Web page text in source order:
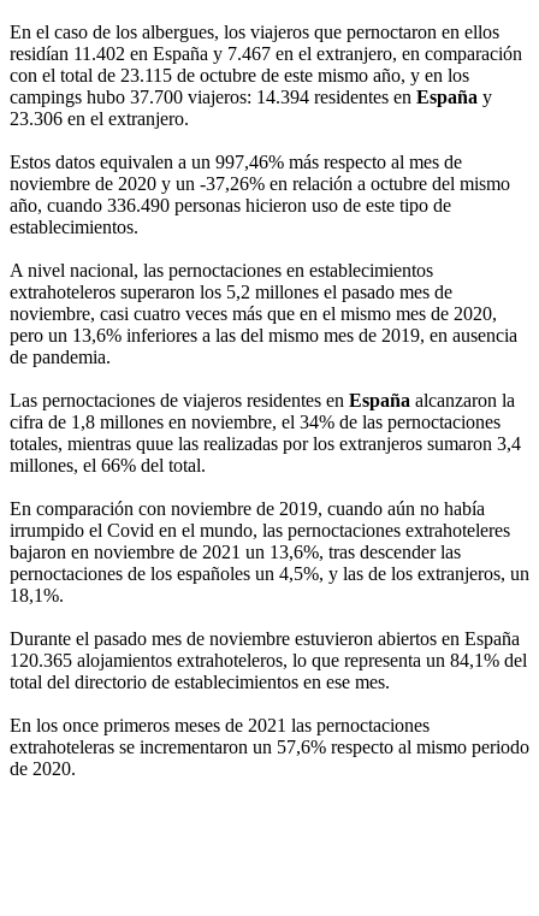
En el caso de los albergues, los viajeros que pernoctaron en ellos
residían 11.402 en España y 7.467 en el extranjero, en comparación
con el total de 23.115 de octubre de este mismo año, y en los
campings hubo 37.700 viajeros: 14.394 residentes en España y
23.306 en el extranjero.
Estos datos equivalen a un 997,46% más respecto al mes de
noviembre de 2020 y un -37,26% en relación a octubre del mismo
año, cuando 336.490 personas hicieron uso de este tipo de
establecimientos.
A nivel nacional, las pernoctaciones en establecimientos
extrahoteleros superaron los 5,2 millones el pasado mes de
noviembre, casi cuatro veces más que en el mismo mes de 2020,
pero un 13,6% inferiores a las del mismo mes de 2019, en ausencia
de pandemia.
Las pernoctaciones de viajeros residentes en España alcanzaron la
cifra de 1,8 millones en noviembre, el 34% de las pernoctaciones
totales, mientras quue las realizadas por los extranjeros sumaron 3,4
millones, el 66% del total.
En comparación con noviembre de 2019, cuando aún no había
irrumpido el Covid en el mundo, las pernoctaciones extrahoteleres
bajaron en noviembre de 2021 un 13,6%, tras descender las
pernoctaciones de los españoles un 4,5%, y las de los extranjeros, un
18,1%.
Durante el pasado mes de noviembre estuvieron abiertos en España
120.365 alojamientos extrahoteleros, lo que representa un 84,1% del
total del directorio de establecimientos en ese mes.
En los once primeros meses de 2021 las pernoctaciones
extrahoteleras se incrementaron un 57,6% respecto al mismo periodo
de 2020.